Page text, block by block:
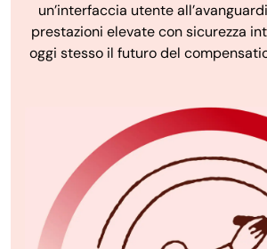
un’interfaccia utente
prestazioni elevate con sicurezza
oggi stesso il futuro del